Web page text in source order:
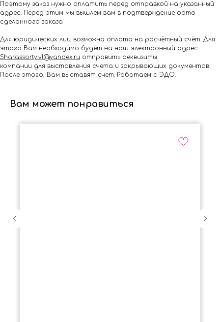
Поэтому заказ нужно оплатить перед отправкой на указанный
адрес. Перед этим мы вышлем вам в подтверждение фото
сделанного заказа
Для юридических лиц возможна оплата на расчётный счёт. Для
этого Вам необходимо будет на наш электронный адрес
Shar.assorty.vl@yandex.ru отправить реквизиты
компании для выставления счета и закрывающих документов.
После этого, Вам выставят счет. Работаем с ЭДО.
Вам может понравиться